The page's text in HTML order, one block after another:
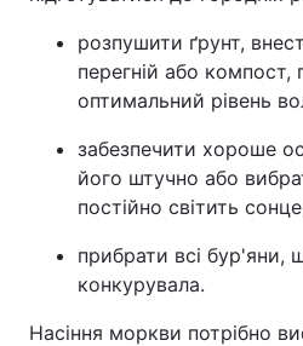
розпушити ґрунт,
перегній або компост,
оптимальний рівень
забезпечити хороше
його штучно або
постійно світить
прибрати всі
конкурувала.
Насіння моркви потрібно